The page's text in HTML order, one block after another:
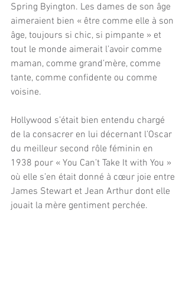
Spring Byington. Les dames de son âge
aimeraient bien « être comme elle à son
âge, toujours si chic, si pimpante » et
tout le monde aimerait l’avoir comme
maman, comme grand’mère, comme
tante, comme confidente ou comme
voisine.
Hollywood s’était bien entendu chargé
de la consacrer en lui décernant l’Oscar
du meilleur second rôle féminin en
1938 pour « You Can’t Take It with You »
où elle s’en était donné à cœur joie entre
James Stewart et Jean Arthur dont elle
jouait la mère gentiment perchée.